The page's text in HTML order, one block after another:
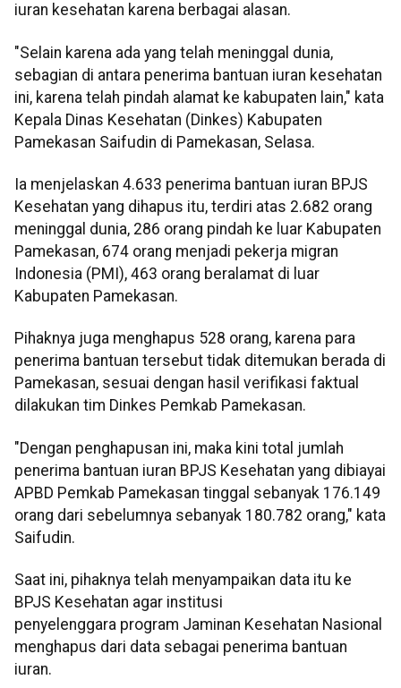
iuran kesehatan karena berbagai alasan.
"Selain karena ada yang telah meninggal dunia,
sebagian di antara penerima bantuan iuran kesehatan
ini, karena telah pindah alamat ke kabupaten lain," kata
Kepala Dinas Kesehatan (Dinkes) Kabupaten
Pamekasan Saifudin di Pamekasan, Selasa.
Ia menjelaskan 4.633 penerima bantuan iuran BPJS
Kesehatan yang dihapus itu, terdiri atas 2.682 orang
meninggal dunia, 286 orang pindah ke luar Kabupaten
Pamekasan, 674 orang menjadi pekerja migran
Indonesia (PMI), 463 orang beralamat di luar
Kabupaten Pamekasan.
Pihaknya juga menghapus 528 orang, karena para
penerima bantuan tersebut tidak ditemukan berada di
Pamekasan, sesuai dengan hasil verifikasi faktual
dilakukan tim Dinkes Pemkab Pamekasan.
"Dengan penghapusan ini, maka kini total jumlah
penerima bantuan iuran BPJS Kesehatan yang dibiayai
APBD Pemkab Pamekasan tinggal sebanyak 176.149
orang dari sebelumnya sebanyak 180.782 orang," kata
Saifudin.
Saat ini, pihaknya telah menyampaikan data itu ke
BPJS Kesehatan agar institusi
penyelenggara program Jaminan Kesehatan Nasional
menghapus dari data sebagai penerima bantuan
iuran.